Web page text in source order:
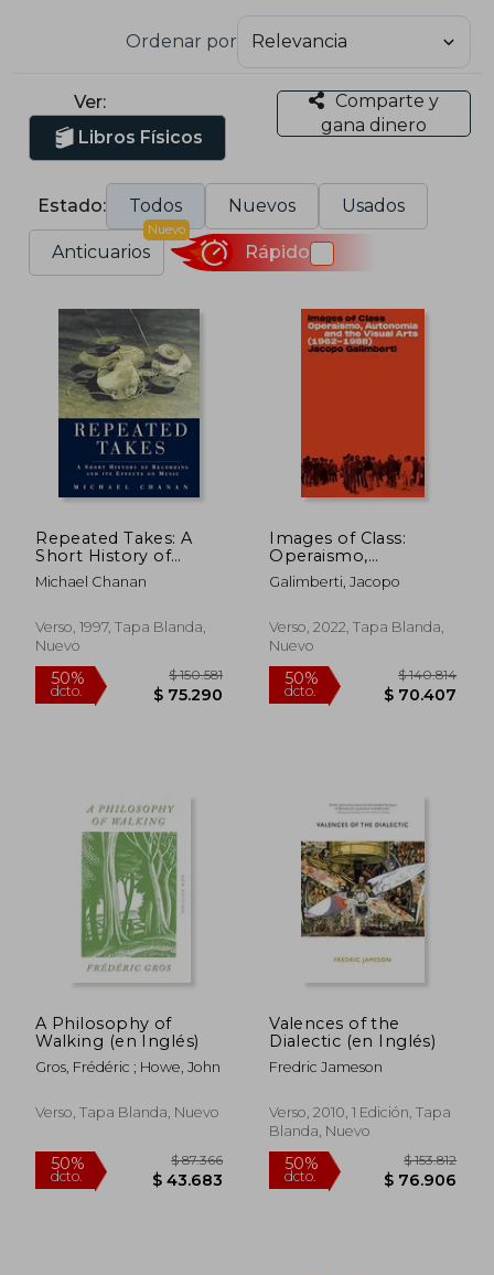
Ordenar por
Ver:
Libros Físicos
Comparte y
gana dinero
Estado: Todos Nuevos Usados
Anticuarios
Nuevo
Rápido
Repeated Takes: A
Short History of
Recording and its
Effects on Music (en
Michael Chanan
Verso, 1997, Tapa Blanda,
Nuevo
50%
$ 75.290
Images of Class:
Operaismo,
Autonomia and the
Visual Arts (1962-
Galimberti, Jacopo
Verso, 2022, Tapa Blanda,
Nuevo
50%
dcto.
A Philosophy of
Walking (en Inglés)
Gros, Frédéric ; Howe, John
Verso, Tapa Blanda, Nuevo
Valences of the
Dialectic (en Inglés)
Fredric Jameson
Verso, 2010, 1 Edición, Tapa
Blanda, Nuevo